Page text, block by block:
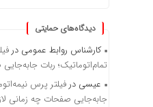
دیدگاه‌های حمایتی
کارشناس روابط عمومی در
تمام‌اتوماتیک؛ ربات
عیسی در فیلتر پرس
جابه‌جایی صفحات چه زمانی